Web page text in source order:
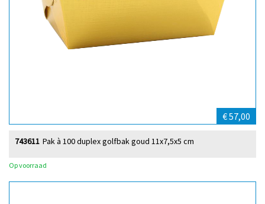
€ 57,00
Pak à 100 duplex golfbak goud 11x7,5x5 cm
743611
Op voorraad